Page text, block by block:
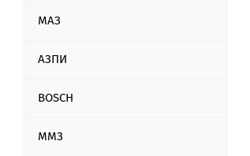
МАЗ
АЗПИ
BOSCH
ММЗ